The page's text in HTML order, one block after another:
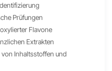
Prüfungen
Flavone
Extrakten
Inhaltsstoffen und